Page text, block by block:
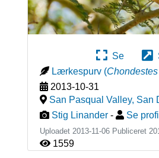
Se
Lærkespurv (
2013-10-31
San Pasqual Valley, San
Stig Linander - Se profil
Uploadet 2013-11-06 Publiceret
1559